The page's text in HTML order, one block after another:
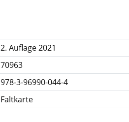
2. Auflage 2021
70963
978-3-96990-044-4
Faltkarte